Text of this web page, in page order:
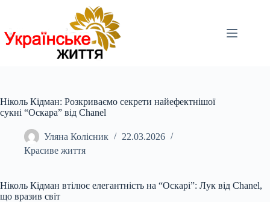
Ніколь Кідман: Розкриваємо секрети найефектнішої
сукні “Оскара” від Chanel
Уляна Колісник
22.03.2026
Красиве життя
Ніколь Кідман втілює елегантність на “Оскарі”: Лук від Chanel,
що вразив світ